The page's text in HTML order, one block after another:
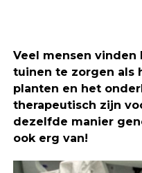
Veel mensen vinden
tuinen te zorgen als
planten en het
therapeutisch zijn
dezelfde manier
ook erg van!